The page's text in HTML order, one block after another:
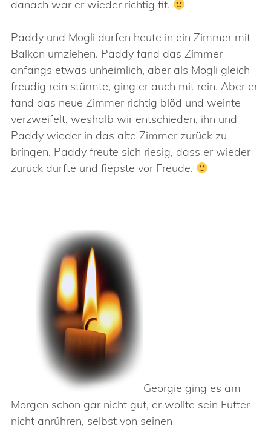
danach war er wieder richtig fit.
Paddy und Mogli durfen heute in ein Zimmer mit
Balkon umziehen. Paddy fand das Zimmer
anfangs etwas unheimlich, aber als Mogli gleich
freudig rein stürmte, ging er auch mit rein. Aber er
fand das neue Zimmer richtig blöd und weinte
verzweifelt, weshalb wir entschieden, ihn und
Paddy wieder in das alte Zimmer zurück zu
bringen. Paddy freute sich riesig, dass er wieder
zurück durfte und fiepste vor Freude.
Georgie ging es am
Morgen schon gar nicht gut, er wollte sein Futter
nicht anrühren, selbst von seinen